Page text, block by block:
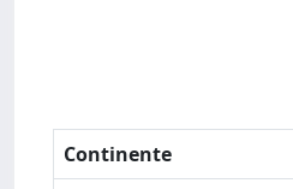
Continente